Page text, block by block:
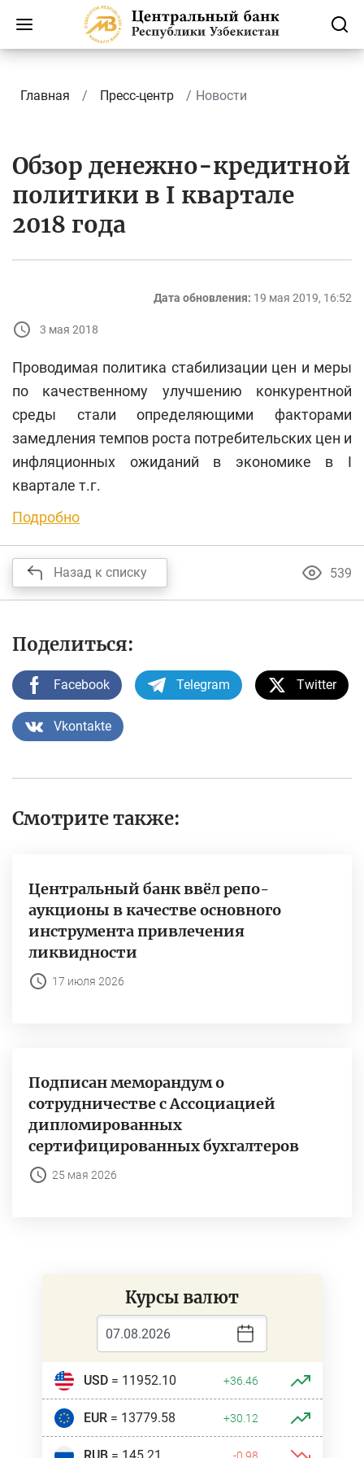
Главная Пресс-центр Новости
Обзор денежно-кредитной
политики в I квартале
2018 года
Дата обновления: 19 мая 2019, 16:52
3 мая 2018
Проводимая политика стабилизации цен и меры
по качественному улучшению конкурентной
среды стали определяющими факторами
замедления темпов роста потребительских цен и
инфляционных ожиданий в экономике в I
квартале т.г.
Подробно
Назад к списку 539
Поделиться:
Facebook Telegram Twitter
Vkontakte
Смотрите также:
Центральный банк ввёл репо-
аукционы в качестве основного
инструмента привлечения
ликвидности
17 июля 2026
Подписан меморандум о
сотрудничестве с Ассоциацией
дипломированных
сертифицированных бухгалтеров
25 мая 2026
Курсы валют
USD= 11952.10 +36.46
EUR= 13779.58 +30.12